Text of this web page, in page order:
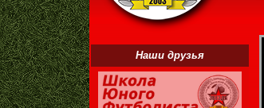
Наши друзья